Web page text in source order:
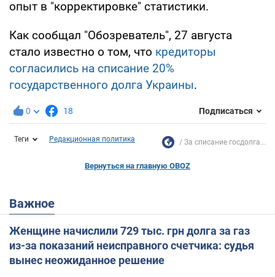
опыт в "корректировке" статистики.
Как сообщал "Обозреватель", 27 августа
стало известно о том, что кредиторы
согласились на списание 20%
государственного долга Украины.
0 18 Подписаться
Теги Редакционная политика За списание госдолга...
Вернуться на главную OBOZ
Важное
Женщине начислили 729 тыс. грн долга за газ
из-за показаний неисправного счетчика: судья
вынес неожиданное решение